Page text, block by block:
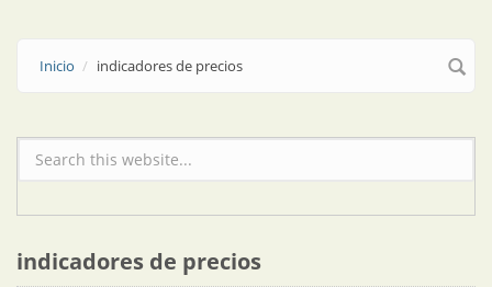
Inicio indicadores de precios
Formulario de búsqueda
indicadores de precios